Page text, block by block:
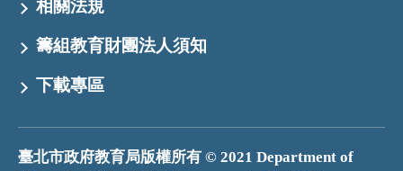
相關法規
籌組教育財團法人須知
下載專區
臺北市政府教育局版權所有 © 2021 Department of